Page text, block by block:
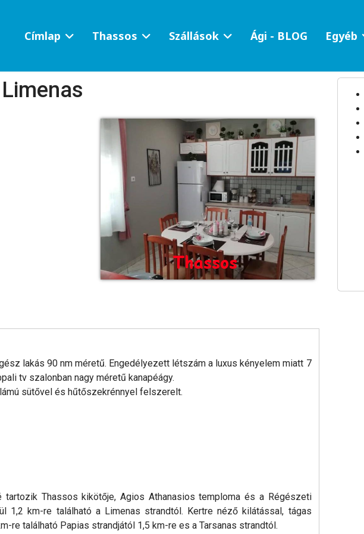
Címlap Thassos Szállások Ági - BLOG Egyéb
lakás 90 nm méretű. Engedélyezett létszám a luxus kényelem miatt 7
tv szalonban nagy méretű kanapéágy.
sütővel és hűtőszekrénnyel felszerelt.
Thassos kikötője, Agios Athanasios temploma és a Régészeti
1,2 km-re található a Limenas strandtól. Kertre néző kilátással, tágas
re található Papias strandjától 1,5 km-re es a Tarsanas strandtól.